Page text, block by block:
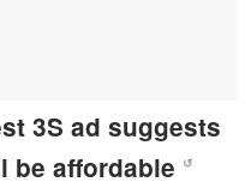
3S ad suggests
be affordable ↺